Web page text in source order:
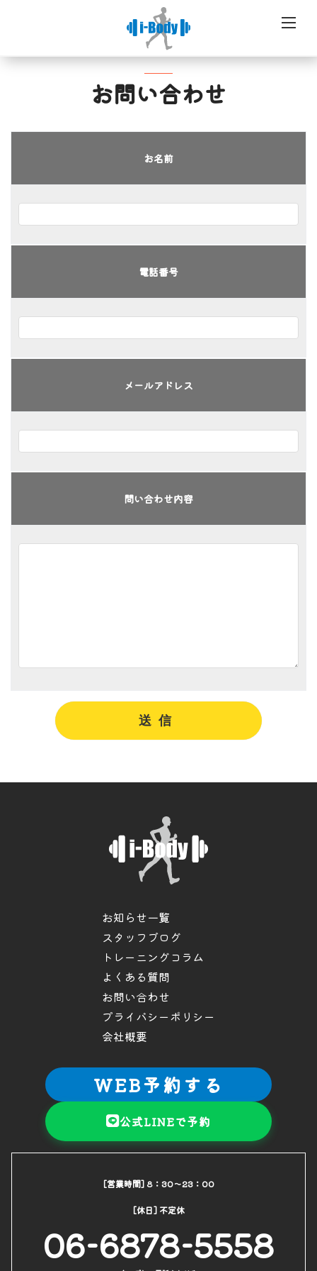
お問い合わせ
お名前
電話番号
メールアドレス
問い合わせ内容
お知らせ一覧
スタッフブログ
トレーニングコラム
よくある質問
お問い合わせ
プライバシーポリシー
会社概要
WEB予約する
公式LINEで予約
[営業時間] 8：30～23：00
[休日] 不定休
06-6878-5558